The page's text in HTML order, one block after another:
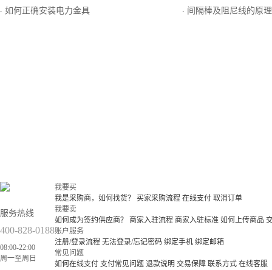
· 如何正确安装电力金具 · 间隔棒及阻尼线的原
服务热线
400-828-0188
08:00-22:00
周一至周日
我要买
我是采购商，如何找货？
买家采购流程 在线支付 取消订单
我要卖
如何成为签约供应商？
商家入驻流程 商家入驻标准 如何上传商品
账户服务
注册/登录流程 无法登录/忘记密码 绑定手机 绑定邮箱
常见问题
如何在线支付 支付常见问题 退款说明 交易保障 联系方式 在线客服